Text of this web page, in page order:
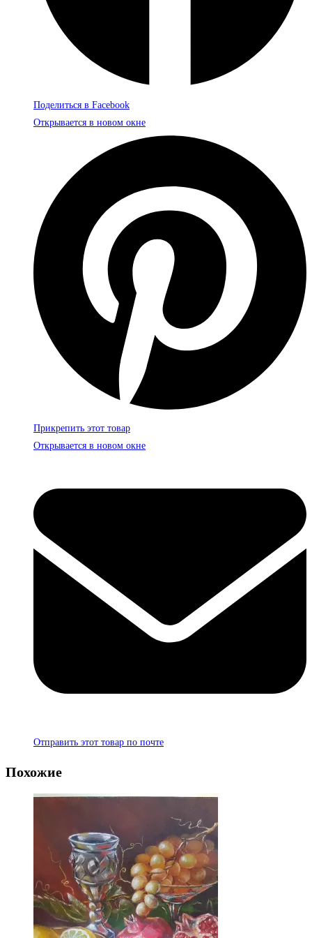
Поделиться в Facebook
Открывается в новом окне
Прикрепить этот товар
Открывается в новом окне
Отправить этот товар по почте
Похожие